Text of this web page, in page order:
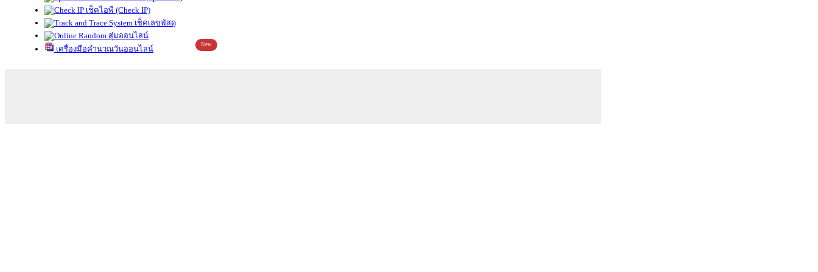
เช็คไอพี (Check IP)
เช็คเลขพัสดุ
สุ่มออนไลน์
เครื่องมือคำนวณวันออนไลน์
New